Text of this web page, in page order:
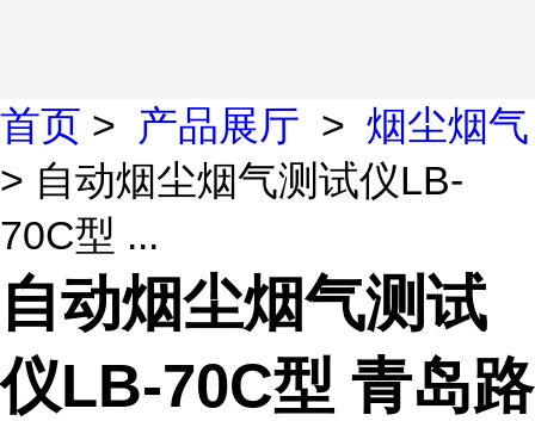
首页 > 产品展厅 > 烟尘烟气
> 自动烟尘烟气测试仪LB-
70C型 ...
自动烟尘烟气测试
仪LB-70C型 青岛路